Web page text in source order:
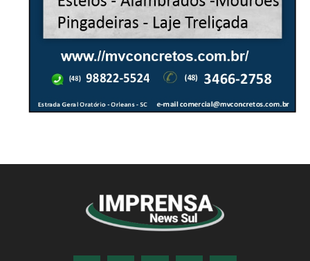
© Imprensa News Sul - Todos os Direitos
CNPJ: 05.363.840/0001-32